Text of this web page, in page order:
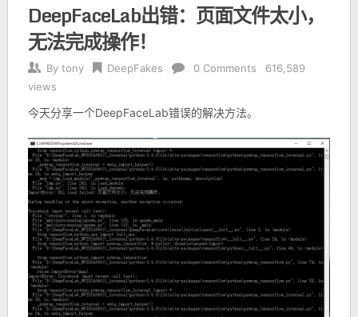
DeepFaceLab出错：页面文件太小，
无法完成操作！
By tony DeepFakes 0 Comments
616,589
views
今天分享一个DeepFaceLab错误的解决方法。